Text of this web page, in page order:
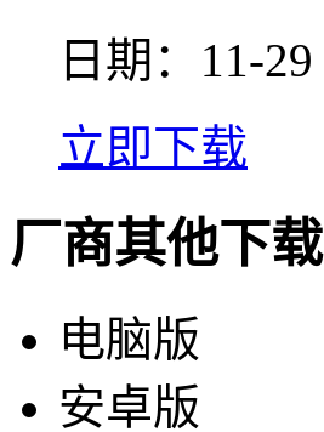
日期：11-29
立即下载
厂商其他下载
电脑版
安卓版